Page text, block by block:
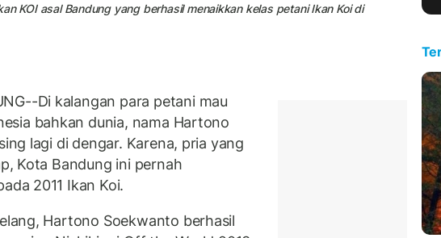
KOI asal Bandung yang berhasil menaikkan kelas petani Ikan Koi di
Di kalangan para petani mau
bahkan dunia, nama Hartono
lagi di dengar. Karena, pria yang
Kota Bandung ini pernah
2011 Ikan Koi.
Hartono Soekwanto berhasil